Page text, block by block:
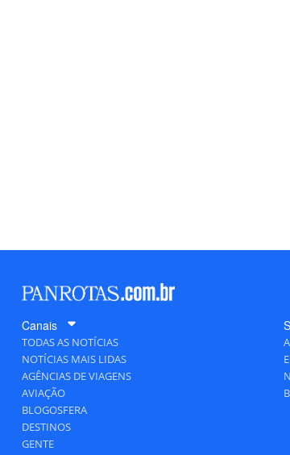
Canais
TODAS AS NOTÍCIAS
NOTÍCIAS MAIS LIDAS
AGÊNCIAS DE VIAGENS
AVIAÇÃO
BLOGOSFERA
DESTINOS
GENTE